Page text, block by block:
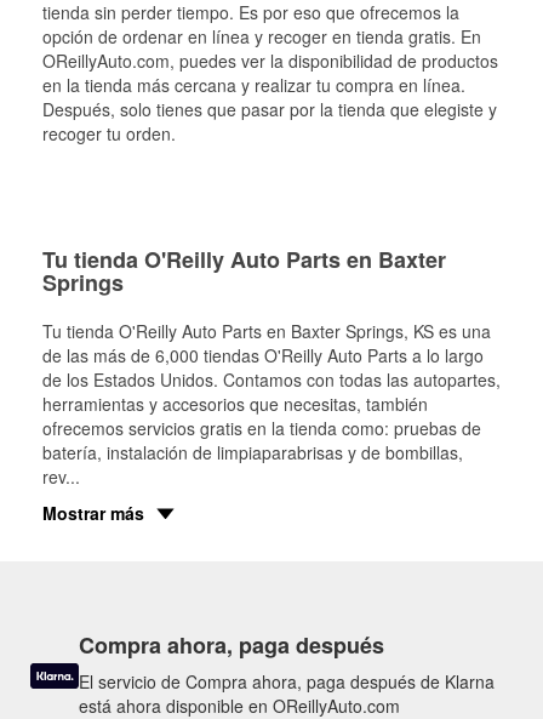
tienda sin perder tiempo. Es por eso que ofrecemos la
opción de ordenar en línea y recoger en tienda gratis. En
OReillyAuto.com, puedes ver la disponibilidad de productos
en la tienda más cercana y realizar tu compra en línea.
Después, solo tienes que pasar por la tienda que elegiste y
recoger tu orden.
Tu tienda O'Reilly Auto Parts en Baxter
Springs
Tu tienda O'Reilly Auto Parts en Baxter Springs, KS es una
de las más de 6,000 tiendas O'Reilly Auto Parts a lo largo
de los Estados Unidos. Contamos con todas las autopartes,
herramientas y accesorios que necesitas, también
ofrecemos servicios gratis en la tienda como: pruebas de
batería, instalación de limpiaparabrisas y de bombillas,
rev...
Mostrar más
Compra ahora, paga después
El servicio de Compra ahora, paga después de Klarna
está ahora disponible en OReillyAuto.com